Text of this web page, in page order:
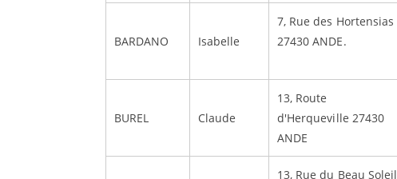
BARDANO Isabelle
7, Rue des Hortensias
27430 ANDE.
BUREL Claude
13, Route
d'Herqueville 27430
ANDE
13, Rue du Beau Soleil